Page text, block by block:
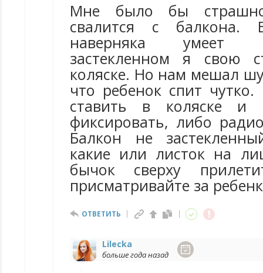
Мне было бы
свалится с
наверняка умеет
застекленном я свою
коляске. Но нам мешал
что ребенок спит
ставить в коляске и
фиксировать, либо
Балкон не
какие или листок на
бычок сверху
присматривайте за
ОТВЕТИТЬ
Lilecka
больше года назад